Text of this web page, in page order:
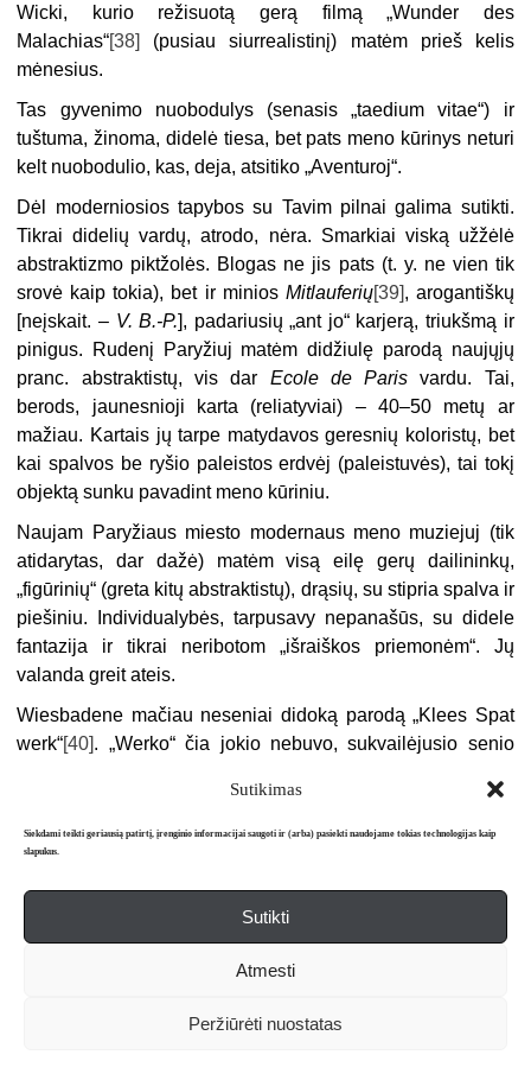
Sutikimas
Siekdami teikti geriausią patirtį, įrenginio informacijai saugoti ir (arba) pasiekti naudojame tokias technologijas kaip
slapukus.
Sutikti
Atmesti
Peržiūrėti nuostatas
Wicki, kurio režisuotą gerą filmą „Wunder des
Malachias“[38]
(pusiau siurrealistinį) matėm prieš kelis
mėnesius.
Tas gyvenimo nuobodulys (senasis „taedium vitae“) ir
tuštuma, žinoma, didelė tiesa, bet pats meno kūrinys neturi
kelt nuobodulio, kas, deja, atsitiko „Aventuroj“.
Dėl moderniosios tapybos su Tavim pilnai galima sutikti.
Tikrai didelių vardų, atrodo, nėra. Smarkiai viską užžėlė
abstraktizmo piktžolės. Blogas ne jis pats (t. y. ne vien tik
srovė kaip tokia), bet ir minios Mitlauferių[39], arogantiškų
[neįskait. – V. B.-P.], padariusių „ant jo“ karjerą, triukšmą ir
pinigus. Rudenį Paryžiuj matėm didžiulę parodą naujųjų
pranc. abstraktistų, vis dar Ecole de Paris vardu. Tai,
berods, jaunesnioji karta (reliatyviai) – 40–50 metų ar
mažiau. Kartais jų tarpe matydavos geresnių koloristų, bet
kai spalvos be ryšio paleistos erdvėj (paleistuvės), tai tokį
objektą sunku pavadint meno kūriniu.
Naujam Paryžiaus miesto modernaus meno muziejuj (tik
atidarytas, dar dažė) matėm visą eilę gerų dailininkų,
„figūrinių“ (greta kitų abstraktistų), drąsių, su stipria spalva ir
piešiniu. Individualybės, tarpusavy nepanašūs, su didele
fantazija ir tikrai neribotom „išraiškos priemonėm“. Jų
valanda greit ateis.
Wiesbadene mačiau neseniai didoką parodą „Klees Spat
werk“[40]. „Werko“ čia jokio nebuvo, sukvailėjusio senio
Kaip žinai, irbermenschiškajai[41]Anglijai niekuomet jokių
paskutinėj eilėj), o į Ispaniją norėjom važiuot šį pavasarį, ir
viskas buvo jau paruošta, bet tikrai dėl ne nuo mūsų
Italiją. Jei dar būsim Europoj, būtinai norim būt Ispanijoj